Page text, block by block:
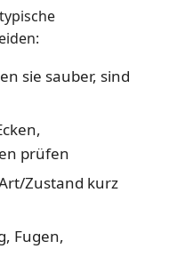
sie sauber, sind
prüfen
Zustand kurz
Fugen,